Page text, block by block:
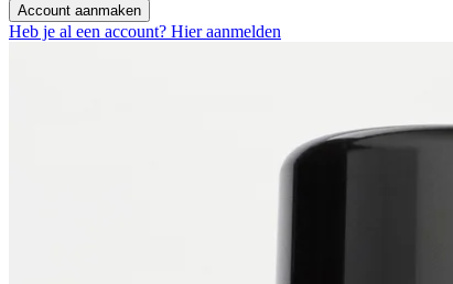
Account aanmaken
Heb je al een account? Hier aanmelden